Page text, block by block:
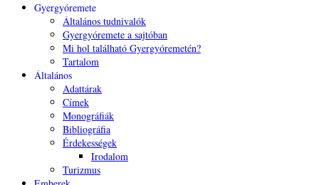
Gyergyóremete
Általános tudnivalók
Gyergyóremete a sajtóban
Mi hol található Gyergyóremetén?
Tartalom
Általános
Adattárak
Címek
Monográfiák
Bibliográfia
Érdekességek
Irodalom
Turizmus